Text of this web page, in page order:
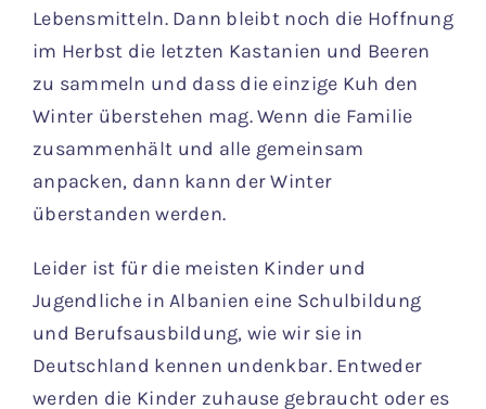
Lebensmitteln. Dann bleibt noch die Hoffnung
im Herbst die letzten Kastanien und Beeren
zu sammeln und dass die einzige Kuh den
Winter überstehen mag. Wenn die Familie
zusammenhält und alle gemeinsam
anpacken, dann kann der Winter
überstanden werden.
Leider ist für die meisten Kinder und
Jugendliche in Albanien eine Schulbildung
und Berufsausbildung, wie wir sie in
Deutschland kennen undenkbar. Entweder
werden die Kinder zuhause gebraucht oder es